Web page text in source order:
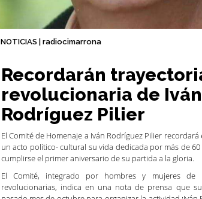
NOTICIAS | radiocimarrona
Recordarán
revolucionaria de Iván
Rodríguez Pilier
El Comité de Homenaje a Iván Rodríguez Pilier
un acto político- cultural su vida dedicada por más de
cumplirse el primer aniversario de su partida a la gloria.
El Comité, integrado por hombres y mujeres de
revolucionarias, indica en una nota de prensa que